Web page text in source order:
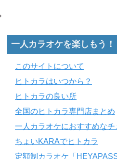
一人カラオケを楽しもう！
このサイトについて
ヒトカラはいつから？
ヒトカラの良い所
全国のヒトカラ専門店まとめ
一人カラオケにおすすめなチ
ちょいKARAでヒトカラ
定額制カラオケ「